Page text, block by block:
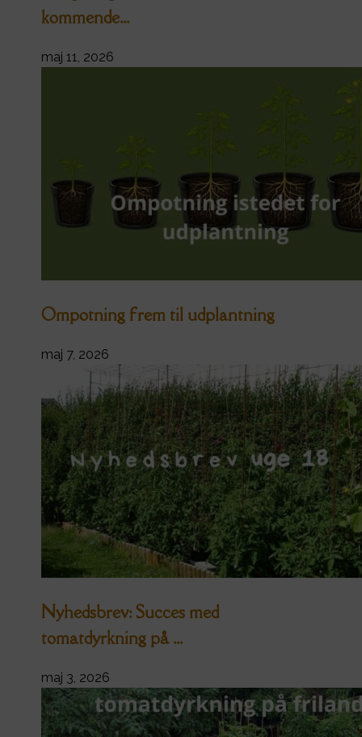
kommende...
maj 11, 2026
Ompotning frem til udplantning
maj 7, 2026
Nyhedsbrev: Succes med
tomatdyrkning på ...
maj 3, 2026